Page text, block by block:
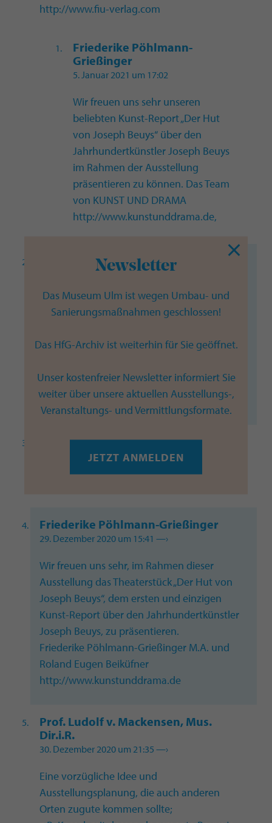
http://www.fiu-verlag.com
Friederike Pöhlmann-
Grießinger
5. Januar 2021 um 17:02
Wir freuen uns sehr unseren
beliebten Kunst-Report „Der Hut
von Joseph Beuys“ über den
Jahrhundertkünstler Joseph Beuys
im Rahmen der Ausstellung
präsentieren zu können. Das Team
von KUNST UND DRAMA
http://www.kunstunddrama.de,
christoph silex
Ich bin froh, daß ich Beuys mal in Düsseldorf
besuchen durfte – als Künstler habe ich Ihn
und Grünen Engagements – in Köln klebte
seine Anthroposophie hatt mir in schweren
Zeiten viel bedeutet – Danke Beuys !
Roland Bentz
28. Dezember 2020 um 11:45—›
Friederike Pöhlmann-Grießinger
29. Dezember 2020 um 15:41 —›
Wir freuen uns sehr, im Rahmen dieser
Ausstellung das Theaterstück „Der Hut von
Joseph Beuys“, dem ersten und einzigen
Kunst-Report über den Jahrhundertkünstler
Joseph Beuys, zu präsentieren.
Friederike Pöhlmann-Grießinger M.A. und
Roland Eugen Beiküfner
http://www.kunstunddrama.de
Prof. Ludolf v. Mackensen, Mus.
Dir.i.R.
30. Dezember 2020 um 21:35 —›
Eine vorzügliche Idee und
Ausstellungsplanung, die auch anderen
Orten zugute kommen sollte;
Newsletter
Das Museum Ulm ist wegen Umbau- und
Sanierungsmaßnahmen geschlossen!
Das HfG-Archiv ist weiterhin für Sie geöffnet.
Unser kostenfreier Newsletter informiert Sie
weiter über unsere aktuellen Ausstellungs-,
Veranstaltungs- und Vermittlungsformate.
JETZT ANMELDEN